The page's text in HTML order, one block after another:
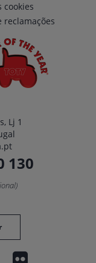
cookies
reclamações
Lj 1
130